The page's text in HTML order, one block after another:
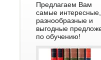
Предлагаем Вам
самые интересные,
разнообразные и
выгодные
по обучению!